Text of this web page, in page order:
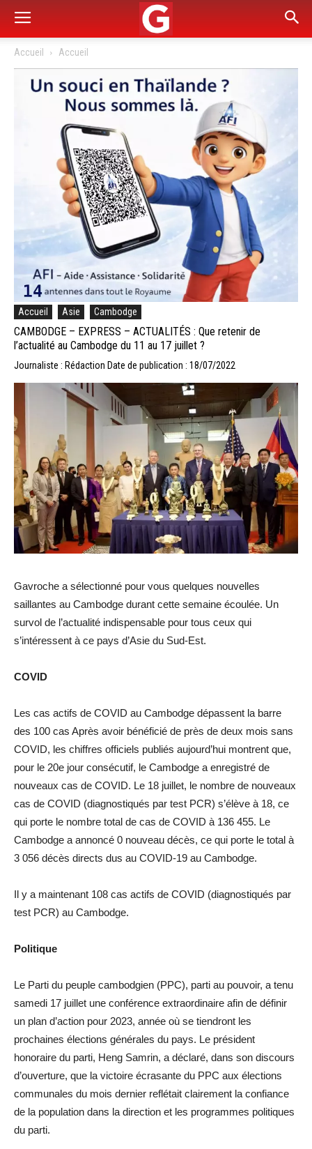
Accueil Accueil
Accueil Asie Cambodge
CAMBODGE – EXPRESS – ACTUALITÉS : Que retenir de
l’actualité au Cambodge du 11 au 17 juillet ?
Journaliste : Rédaction Date de publication : 18/07/2022
Gavroche a sélectionné pour vous quelques nouvelles
saillantes au Cambodge durant cette semaine écoulée. Un
survol de l’actualité indispensable pour tous ceux qui
s’intéressent à ce pays d’Asie du Sud-Est.
COVID
Les cas actifs de COVID au Cambodge dépassent la barre
des 100 cas Après avoir bénéficié de près de deux mois sans
COVID, les chiffres officiels publiés aujourd’hui montrent que,
pour le 20e jour consécutif, le Cambodge a enregistré de
nouveaux cas de COVID. Le 18 juillet, le nombre de nouveaux
cas de COVID (diagnostiqués par test PCR) s’élève à 18, ce
qui porte le nombre total de cas de COVID à 136 455. Le
Cambodge a annoncé 0 nouveau décès, ce qui porte le total à
3 056 décès directs dus au COVID-19 au Cambodge.
Il y a maintenant 108 cas actifs de COVID (diagnostiqués par
test PCR) au Cambodge.
Politique
Le Parti du peuple cambodgien (PPC), parti au pouvoir, a tenu
samedi 17 juillet une conférence extraordinaire afin de définir
un plan d’action pour 2023, année où se tiendront les
prochaines élections générales du pays. Le président
honoraire du parti, Heng Samrin, a déclaré, dans son discours
d’ouverture, que la victoire écrasante du PPC aux élections
communales du mois dernier reflétait clairement la confiance
de la population dans la direction et les programmes politiques
du parti.